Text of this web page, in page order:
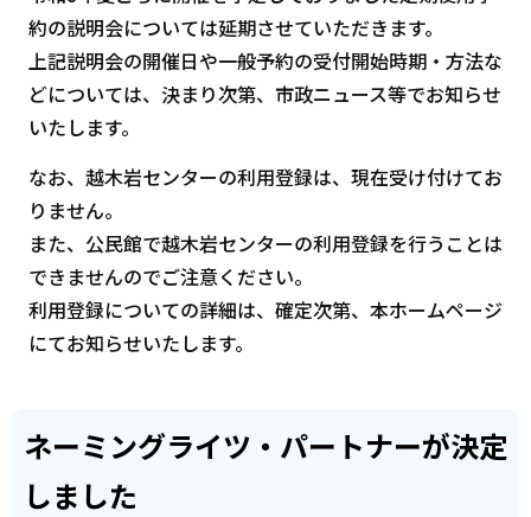
約の説明会については延期させていただきます。
上記説明会の開催日や一般予約の受付開始時期・方法な
どについては、決まり次第、市政ニュース等でお知らせ
いたします。
なお、越木岩センターの利用登録は、現在受け付けてお
りません。
また、公民館で越木岩センターの利用登録を行うことは
できませんのでご注意ください。
利用登録についての詳細は、確定次第、本ホームページ
にてお知らせいたします。
ネーミングライツ・パートナーが決定
しました